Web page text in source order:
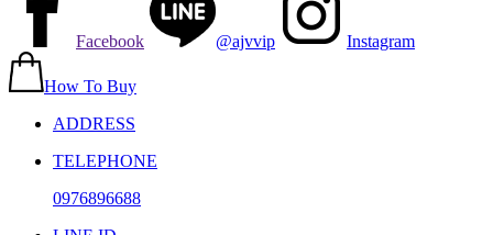
Facebook @ajvvip Instagram
How To Buy
ADDRESS
TELEPHONE
0976896688